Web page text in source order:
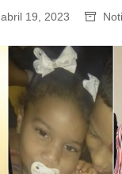
abril 19, 2023